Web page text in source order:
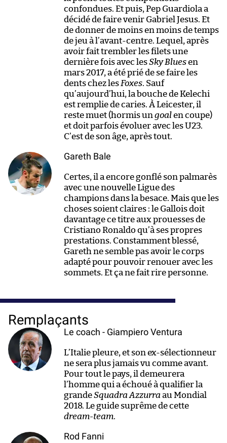
confondues. Et puis, Pep Guardiola a
décidé de faire venir Gabriel Jesus. Et
de donner de moins en moins de temps
de jeu à l’avant-centre. Lequel, après
avoir fait trembler les filets une
dernière fois avec lesSky Bluesen
mars 2017, a été prié de se faire les
dents chez les Foxes. Sauf
qu’aujourd’hui, la bouche de Kelechi
est remplie de caries. À Leicester, il
reste muet (hormis un goalen coupe)
et doit parfois évoluer avec les U23.
C’est de son âge, après tout.
Gareth Bale
Certes, il a encore gonflé son palmarès
avec une nouvelle Ligue des
champions dans la besace. Mais que les
choses soient claires : le Gallois doit
davantage ce titre aux prouesses de
Cristiano Ronaldo qu’à ses propres
prestations. Constamment blessé,
Gareth ne semble pas avoir le corps
adapté pour pouvoir renouer avec les
sommets. Et ça ne fait rire personne.
Remplaçants
Le coach - Giampiero Ventura
L’Italie pleure, et son ex-sélectionneur
ne sera plus jamais vu comme avant.
Pour tout le pays, il demeurera
l’homme qui a échoué à qualifier la
grandeSquadra Azzurra au Mondial
2018. Le guide suprême de cette
dream-team.
Rod Fanni